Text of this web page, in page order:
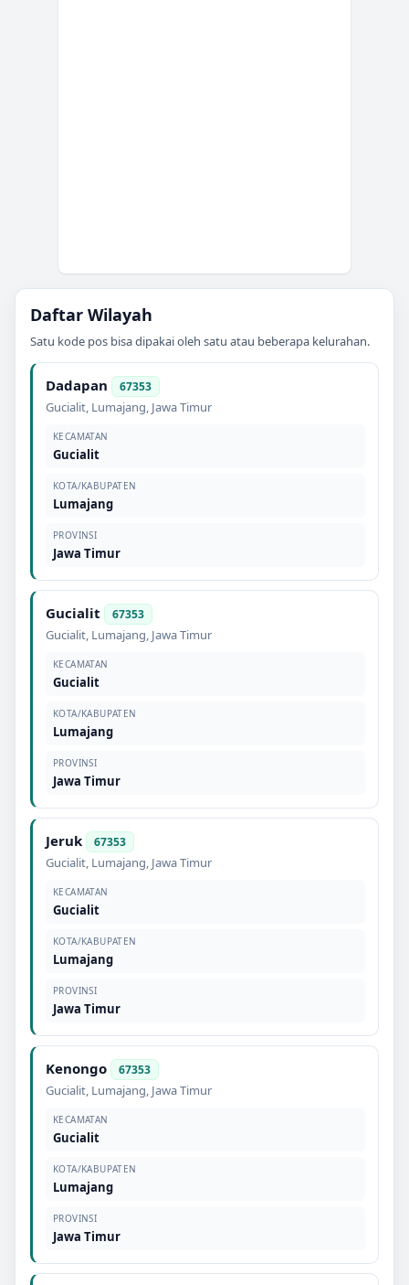
Daftar Wilayah
Satu kode pos bisa dipakai oleh satu atau beberapa kelurahan.
Dadapan 67353
Gucialit, Lumajang, Jawa Timur
KECAMATAN
Gucialit
KOTA/KABUPATEN
Lumajang
PROVINSI
Jawa Timur
Gucialit 67353
Gucialit, Lumajang, Jawa Timur
KECAMATAN
Gucialit
KOTA/KABUPATEN
Lumajang
PROVINSI
Jawa Timur
Jeruk 67353
Gucialit, Lumajang, Jawa Timur
KECAMATAN
Gucialit
KOTA/KABUPATEN
Lumajang
PROVINSI
Jawa Timur
Kenongo 67353
Gucialit, Lumajang, Jawa Timur
KECAMATAN
Gucialit
KOTA/KABUPATEN
Lumajang
PROVINSI
Jawa Timur